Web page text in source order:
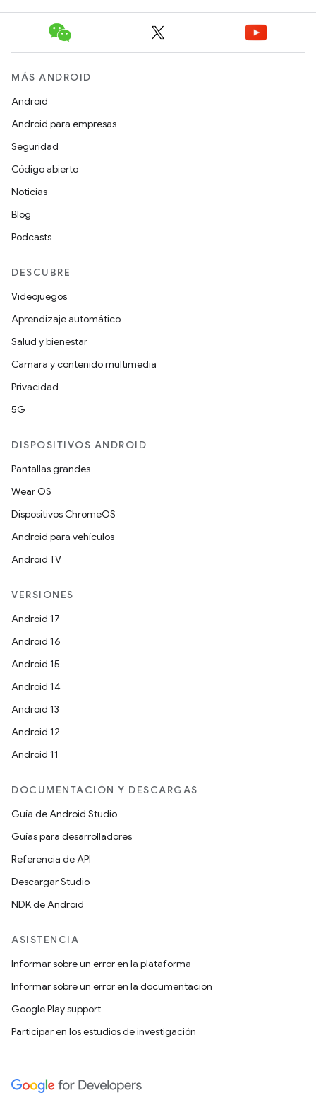
MÁS ANDROID
Android
Android para empresas
Seguridad
Código abierto
Noticias
Blog
Podcasts
DESCUBRE
Videojuegos
Aprendizaje automático
Salud y bienestar
Cámara y contenido multimedia
Privacidad
5G
DISPOSITIVOS ANDROID
Pantallas grandes
Wear OS
Dispositivos ChromeOS
Android para vehículos
Android TV
VERSIONES
Android 17
Android 16
Android 15
Android 14
Android 13
Android 12
Android 11
DOCUMENTACIÓN Y DESCARGAS
Guía de Android Studio
Guías para desarrolladores
Referencia de API
Descargar Studio
NDK de Android
ASISTENCIA
Informar sobre un error en la plataforma
Informar sobre un error en la documentación
Google Play support
Participar en los estudios de investigación